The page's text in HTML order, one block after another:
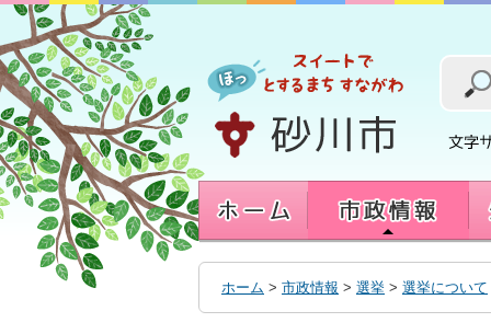
へ
移
動
す
る
ホーム > 市政情報 > 選挙 > 選挙について